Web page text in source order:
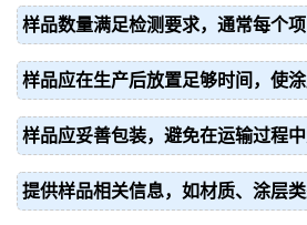
样品数量满足检测要求，通常每个
样品应在生产后放置足够时间，使
样品应妥善包装，避免在运输过程
提供样品相关信息，如材质、涂层